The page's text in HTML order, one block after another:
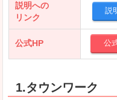
説明への
リンク
説
公式HP 公
1.タウンワーク